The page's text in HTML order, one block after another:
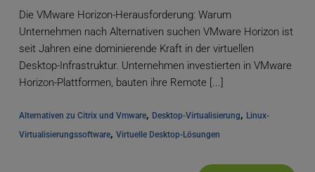
Die VMware Horizon-Herausforderung: Warum
Unternehmen nach Alternativen suchen VMware Horizon ist
seit Jahren eine dominierende Kraft in der virtuellen
Desktop-Infrastruktur. Unternehmen investierten in VMware
Horizon-Plattformen, bauten ihre Remote [...]
Alternativen zu Citrix und Vmware, Desktop-Virtualisierung, Linux-
Virtualisierungssoftware, Virtuelle Desktop-Lösungen